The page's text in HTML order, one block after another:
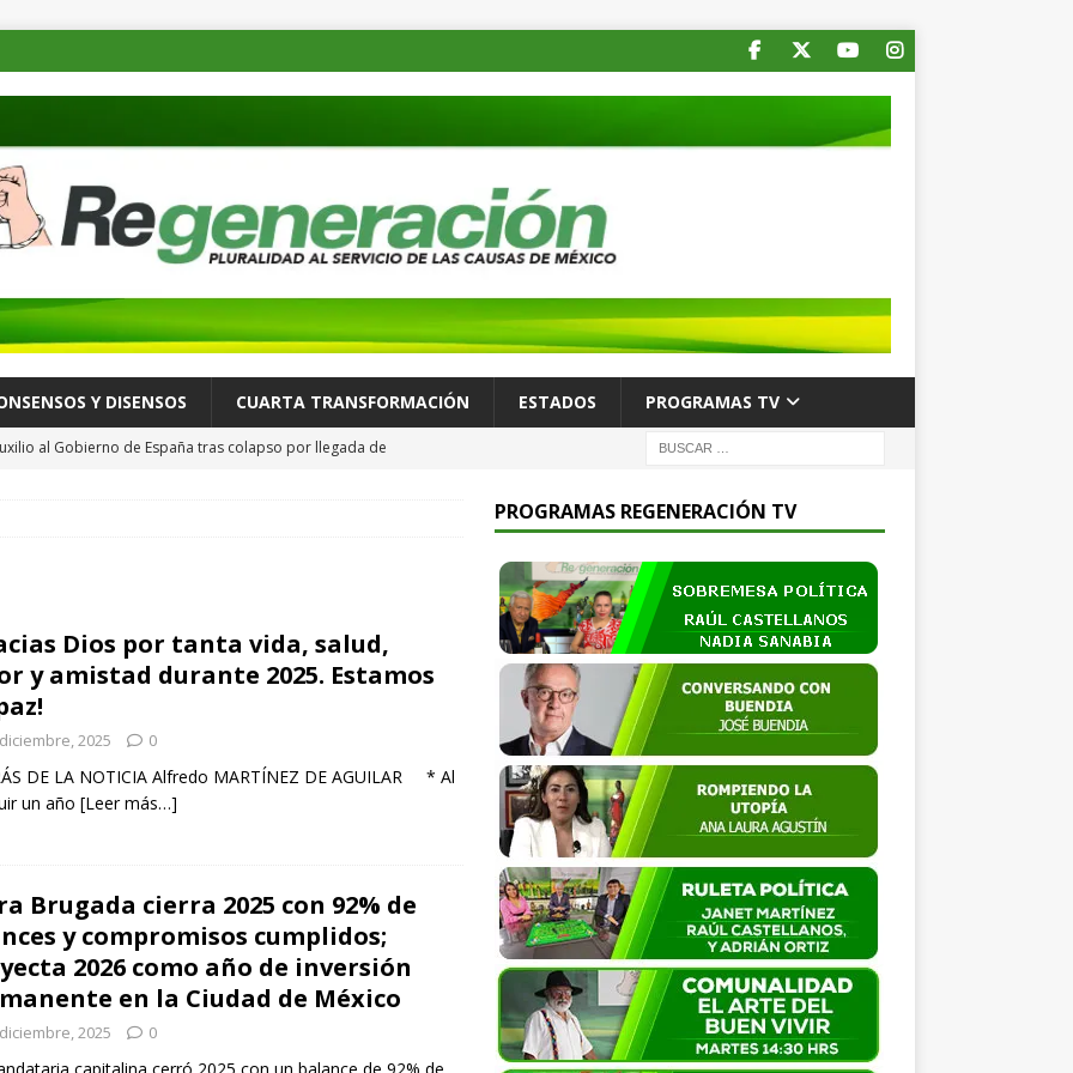
Y DISENSOS CUARTA TRANSFORMACIÓN ESTADOS PROGRAMAS TV
al Gobierno de España tras colapso por llegada de
la “Ley Alejandro” de Protección a Periodistas; la
libertad de expresión en Oaxaca
UABJO impulsa la democracia y los derechos humanos desde
Dios por tanta vida, salud,
y amistad durante 2025. Estamos
2025 0
DE LA NOTICIA Alfredo MARTÍNEZ DE AGUILAR * Al
un año [Leer más…]
Brugada cierra 2025 con 92% de
y compromisos cumplidos;
2026 como año de inversión
en la Ciudad de México
2025 0
PROGRAMAS REGENERACIÓN TV